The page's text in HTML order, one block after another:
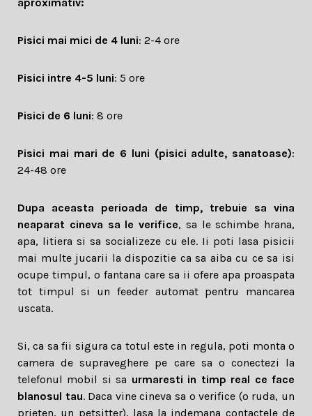
Pisici mai mici de 4 luni: 2-4 ore
Pisici intre 4-5 luni: 5 ore
Pisici de 6 luni: 8 ore
Pisici mai mari de 6 luni (pisici adulte, sanatoase):
24-48 ore
Dupa aceasta perioada de timp, trebuie sa vina
neaparat cineva sa le verifice, sa le schimbe hrana,
apa, litiera si sa socializeze cu ele. Ii poti lasa pisicii
mai multe jucarii la dispozitie ca sa aiba cu ce sa isi
ocupe timpul, o fantana care sa ii ofere apa proaspata
tot timpul si un feeder automat pentru mancarea
uscata.
Si, ca sa fii sigura ca totul este in regula, poti monta o
camera de supraveghere pe care sa o conectezi la
telefonul mobil si sa urmaresti in timp real ce face
blanosul tau. Daca vine cineva sa o verifice (o ruda, un
prieten, un petsitter), lasa la indemana contactele de